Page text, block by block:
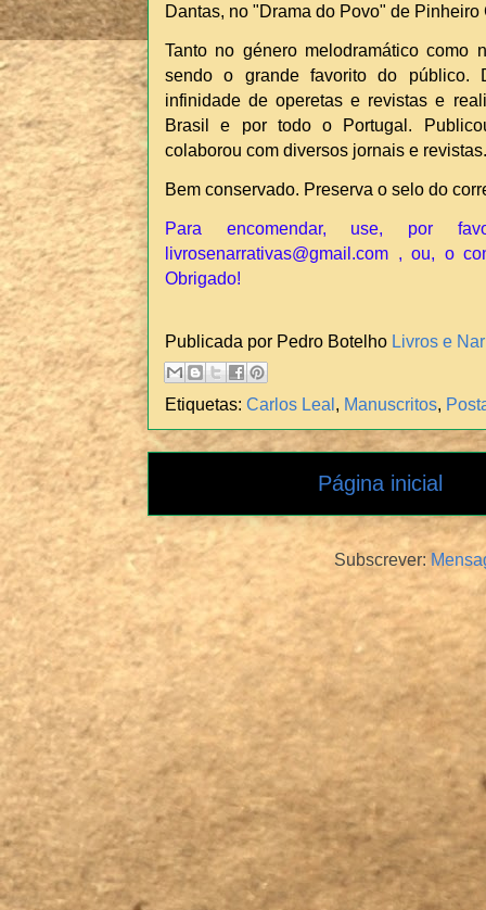
Dantas, no "Drama do Povo" de Pinheiro
Tanto no género melodramático como
sendo o grande favorito do público.
infinidade de operetas e revistas e
Brasil e por todo o Portugal.
colaborou com diversos jornais e revistas.
Bem conservado. Preserva o selo do
Para encomendar, use, por
livrosenarrativas@gmail.com , ou, o
Obrigado!
Publicada por Pedro Botelho Livros e
Etiquetas: Carlos Leal, Manuscritos,
Página inicial
Subscrever: